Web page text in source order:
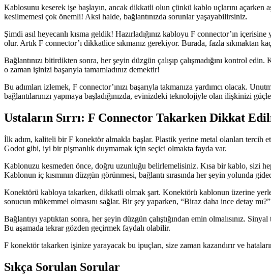
Kablosunu keserek işe başlayın, ancak dikkatli olun çünkü kablo uçlarını açarken
kesilmemesi çok önemli! Aksi halde, bağlantınızda sorunlar yaşayabilirsiniz.
Şimdi asıl heyecanlı kısma geldik! Hazırladığınız kabloyu F connector’ın
olur. Artık F connector’ı dikkatlice sıkmanız gerekiyor. Burada, fazla sıkmaktan
Bağlantınızı bitirdikten sonra, her şeyin düzgün çalışıp çalışmadığını kontrol
o zaman işinizi başarıyla tamamladınız demektir!
Bu adımları izlemek, F connector’ınızı başarıyla takmanıza yardımcı olacak.
bağlantılarınızı yapmaya başladığınızda, evinizdeki teknolojiyle olan ilişkinizi
Ustaların Sırrı: F Connector Takarken Dikkat
İlk adım, kaliteli bir F konektör almakla başlar. Plastik yerine metal olanları tercih
Godot gibi, iyi bir pişmanlık duymamak için seçici olmakta fayda var.
Kablonuzu kesmeden önce, doğru uzunluğu belirlemelisiniz. Kısa bir kablo, sizi
Kablonun iç kısmının düzgün görünmesi, bağlantı sırasında her şeyin yolunda
Konektörü kabloya takarken, dikkatli olmak şart. Konektörü kablonun üzerine
sonucun mükemmel olmasını sağlar. Bir şey yaparken, “Biraz daha ince detay
Bağlantıyı yaptıktan sonra, her şeyin düzgün çalıştığından emin olmalısınız.
Bu aşamada tekrar gözden geçirmek faydalı olabilir.
F konektör takarken işinize yarayacak bu ipuçları, size zaman kazandırır ve
Sıkça Sorulan Sorular